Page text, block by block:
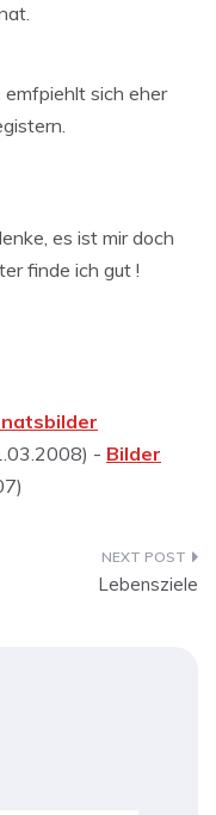
sich eher
es ist mir doch
finde ich gut !
- Bilder
Lebensziele